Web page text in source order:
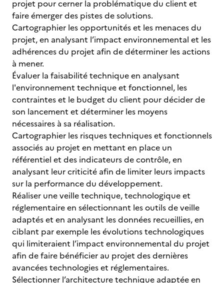
projet pour cerner la problématique du client et
faire émerger des pistes de solutions.
Cartographier les opportunités et les menaces du
projet, en analysant l’impact environnemental et les
adhérences du projet afin de déterminer les actions
à mener.
Évaluer la faisabilité technique en analysant
l'environnement technique et fonctionnel, les
contraintes et le budget du client pour décider de
son lancement et déterminer les moyens
nécessaires à sa réalisation.
Cartographier les risques techniques et fonctionnels
associés au projet en mettant en place un
référentiel et des indicateurs de contrôle, en
analysant leur criticité afin de limiter leurs impacts
sur la performance du développement.
Réaliser une veille technique, technologique et
réglementaire en sélectionnant les outils de veille
adaptés et en analysant les données recueillies, en
ciblant par exemple les évolutions technologiques
qui limiteraient l’impact environnemental du projet
afin de faire bénéficier au projet des dernières
avancées technologies et réglementaires.
Sélectionner l’architecture technique adaptée en